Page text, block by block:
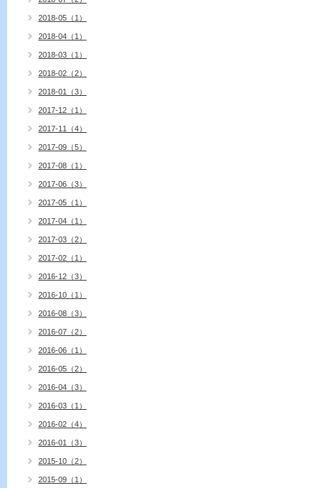
2018-05（1）
2018-04（1）
2018-03（1）
2018-02（2）
2018-01（3）
2017-12（1）
2017-11（4）
2017-09（5）
2017-08（1）
2017-06（3）
2017-05（1）
2017-04（1）
2017-03（2）
2017-02（1）
2016-12（3）
2016-10（1）
2016-08（3）
2016-07（2）
2016-06（1）
2016-05（2）
2016-04（3）
2016-03（1）
2016-02（4）
2016-01（3）
2015-10（2）
2015-09（1）